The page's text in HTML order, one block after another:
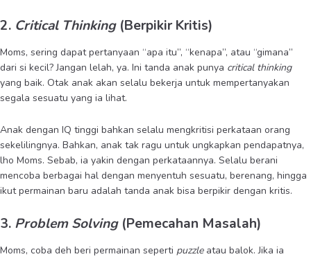
2. Critical Thinking (Berpikir Kritis)
Moms, sering dapat pertanyaan “apa itu”, “kenapa”, atau “gimana”
dari si kecil? Jangan lelah, ya. Ini tanda anak punya critical thinking
yang baik. Otak anak akan selalu bekerja untuk mempertanyakan
segala sesuatu yang ia lihat.
Anak dengan IQ tinggi bahkan selalu mengkritisi perkataan orang
sekelilingnya. Bahkan, anak tak ragu untuk ungkapkan pendapatnya,
lho Moms. Sebab, ia yakin dengan perkataannya. Selalu berani
mencoba berbagai hal dengan menyentuh sesuatu, berenang, hingga
ikut permainan baru adalah tanda anak bisa berpikir dengan kritis.
3. Problem Solving (Pemecahan Masalah)
Moms, coba deh beri permainan seperti puzzleatau balok. Jika ia